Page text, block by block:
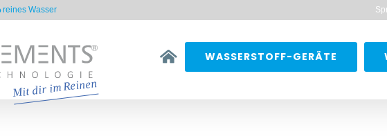
reines Wasser
WASSERSTOFF-GERÄTE